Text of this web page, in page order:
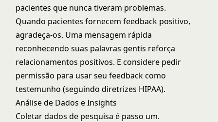
pacientes que nunca tiveram problemas.
Quando pacientes fornecem feedback positivo,
agradeça-os. Uma mensagem rápida
reconhecendo suas palavras gentis reforça
relacionamentos positivos. E considere pedir
permissão para usar seu feedback como
testemunho (seguindo diretrizes HIPAA).
Análise de Dados e Insights
Coletar dados de pesquisa é passo um.